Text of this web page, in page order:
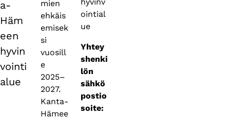
a-
Häm
een
hyvin
vointi
alue
mien
ehkäis
emisek
si
vuosill
e
2025–
2027.
Kanta-
Hämee
ointial
ue
Yhtey
shenki
lön
sähkö
postio
soite: